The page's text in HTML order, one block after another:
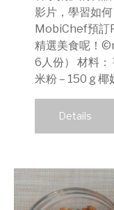
影片，學習如
MobiChef預訂
精選美食呢！
6人份） 材料
米粉 – 150 g 椰
Details